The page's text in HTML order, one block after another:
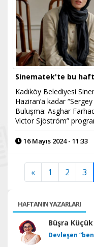
Sinematek'te bu
Kadıköy Belediyesi
Haziran’a kadar
Buluşma: Asghar
Victor Sjöström”
16 Mayıs 2024 - 11:33
« 1 2 3
HAFTANIN YAZARLARI
Büşra Küçük
Devleşen